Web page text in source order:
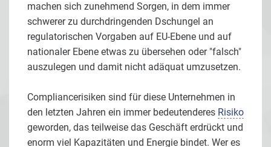
machen sich zunehmend Sorgen, in dem immer
schwerer zu durchdringenden Dschungel an
regulatorischen Vorgaben auf EU-Ebene und auf
nationaler Ebene etwas zu übersehen oder "falsch"
auszulegen und damit nicht adäquat umzusetzen.
Compliancerisiken sind für diese Unternehmen in
den letzten Jahren ein immer bedeutenderes Risiko
geworden, das teilweise das Geschäft erdrückt und
enorm viel Kapazitäten und Energie bindet. Wer es